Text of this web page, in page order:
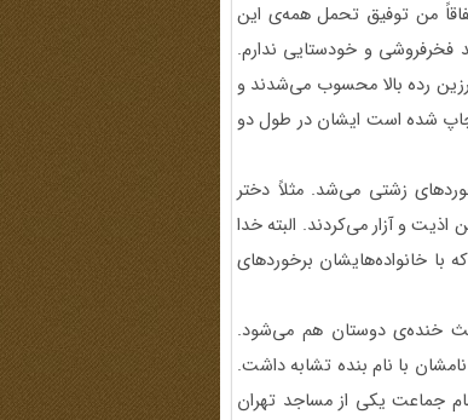
من توفیق تحمل همه‌ی این
فخرفروشی و خودستایی ندارم.
رده بالا محسوب می‌شدند و
شده است ایشان در طول دو
زشتی می‌شد. مثلاً دختر
اذیت و آزار می‌کردند. البته خدا
با خانواده‌هایشان برخوردهای
خنده‌ی دوستان هم می‌شود.
با نام بنده تشابه داشت.
جماعت ‌یکی از مساجد تهران